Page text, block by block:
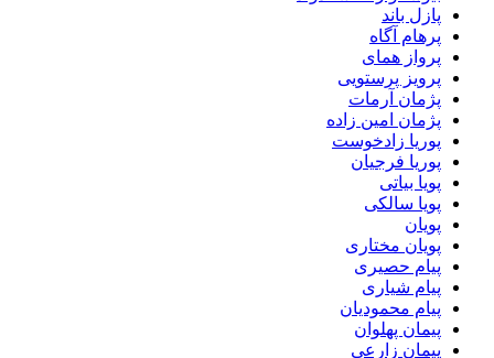
پازل باند
پرهام آگاه
پرواز همای
پرویز پرستویی
پژمان آرمات
پژمان امین زاده
پوریا زادخوست
پوریا فرجیان
پویا بیاتی
پویا سالکی
پویان
پویان مختاری
پیام حصیری
پیام شیاری
پیام محمودیان
پیمان پهلوان
پیمان زارعی